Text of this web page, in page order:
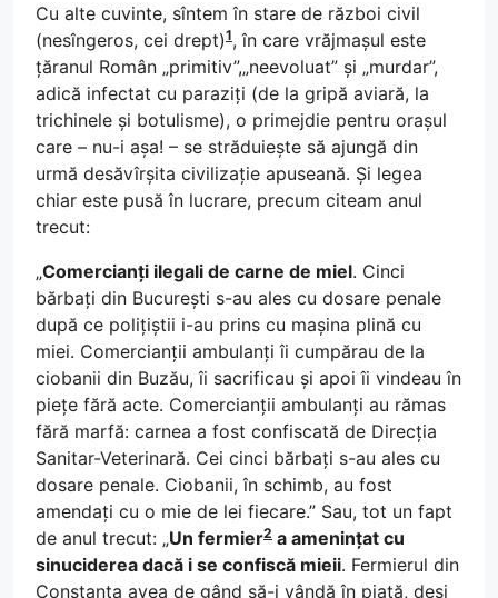
Cu alte cuvinte, sîntem în stare de război civil
(nesîngeros, cei drept)1, în care vrăjmașul este
țăranul Român „primitiv”,„neevoluat” și „murdar”,
adică infectat cu paraziți (de la gripă aviară, la
trichinele și botulisme), o primejdie pentru orașul
care – nu-i așa! – se străduiește să ajungă din
urmă desăvîrșita civilizație apuseană. Și legea
chiar este pusă în lucrare, precum citeam anul
trecut:
„Comercianți ilegali de carne de miel. Cinci
bărbați din București s-au ales cu dosare penale
după ce polițiștii i-au prins cu mașina plină cu
miei. Comercianții ambulanți îi cumpărau de la
ciobanii din Buzău, îi sacrificau și apoi îi vindeau în
piețe fără acte. Comercianții ambulanți au rămas
fără marfă: carnea a fost confiscată de Direcția
Sanitar-Veterinară. Cei cinci bărbați s-au ales cu
dosare penale. Ciobanii, în schimb, au fost
amendați cu o mie de lei fiecare.” Sau, tot un fapt
de anul trecut: „Un fermier2 a amenințat cu
sinuciderea dacă i se confiscă mieii. Fermierul din
Constanța avea de gând să-i vândă în piață, deși